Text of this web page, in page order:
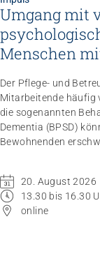
Umgang mit
Demenz
Umgang mit
Menschen
Der Pflege- und
Mitarbeitende häufig
die sogenannten
Dementia (BPSD)
Bewohnenden
20. August 2026
13.30 bis 16.30
online